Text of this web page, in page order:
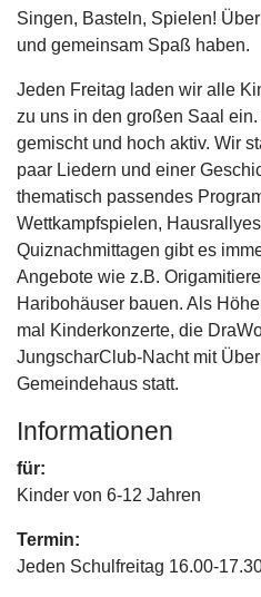
Singen, Basteln, Spielen!
und gemeinsam Spaß haben.
Jeden Freitag laden wir alle
zu uns in den großen Saal
gemischt und hoch aktiv. Wir
paar Liedern und einer
thematisch passendes
Wettkampfspielen,
Quiznachmittagen gibt es
Angebote wie z.B.
Haribohäuser bauen. Als
mal Kinderkonzerte, die
JungscharClub-Nacht mit
Gemeindehaus statt.
Informationen
für:
Kinder von 6-12 Jahren
Termin:
Jeden Schulfreitag 16.00-